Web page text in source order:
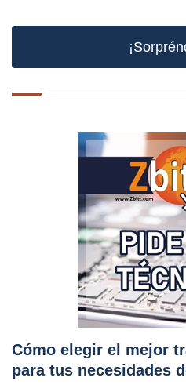
Cómo elegir el mejor
para tus necesidades